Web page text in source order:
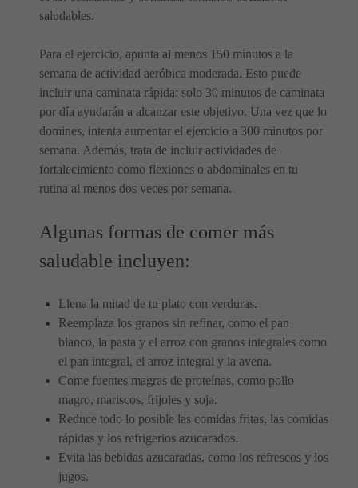
saludables.
Para el ejercicio, apunta al menos 150 minutos a la
semana de actividad aeróbica moderada. Esto puede
incluir una caminata rápida: solo 30 minutos de caminata
por día ayudarán a alcanzar este objetivo. Una vez que lo
domines, intenta aumentar el ejercicio a 300 minutos por
semana. Además, trata de incluir actividades de
fortalecimiento como flexiones o abdominales en tu
rutina al menos dos veces por semana.
Algunas formas de comer más
saludable incluyen:
Llena la mitad de tu plato con verduras.
Reemplaza los granos sin refinar, como el pan
blanco, la pasta y el arroz con granos integrales como
el pan integral, el arroz integral y la avena.
Come fuentes magras de proteínas, como pollo
magro, mariscos, frijoles y soja.
Reduce todo lo posible las comidas fritas, las comidas
rápidas y los refrigerios azucarados.
Evita las bebidas azucaradas, como los refrescos y los
jugos.